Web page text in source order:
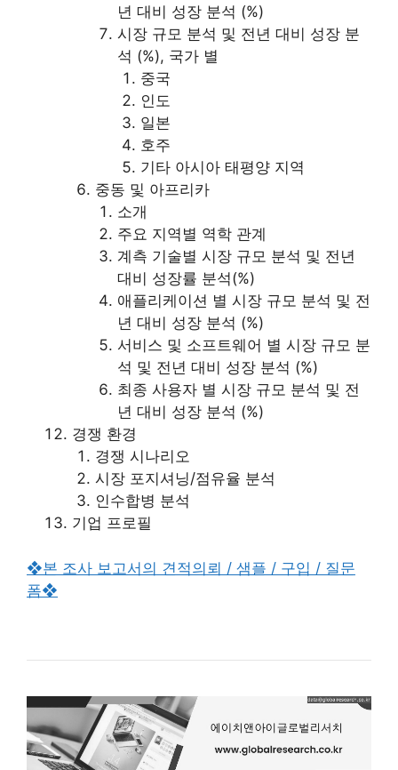
년 대비 성장 분석 (%)
시장 규모 분석 및 전년 대비 성장 분
석 (%), 국가 별
중국
인도
일본
호주
기타 아시아 태평양 지역
중동 및 아프리카
소개
주요 지역별 역학 관계
계측 기술별 시장 규모 분석 및 전년
대비 성장률 분석(%)
애플리케이션 별 시장 규모 분석 및 전
년 대비 성장 분석 (%)
서비스 및 소프트웨어 별 시장 규모 분
석 및 전년 대비 성장 분석 (%)
최종 사용자 별 시장 규모 분석 및 전
년 대비 성장 분석 (%)
경쟁 환경
경쟁 시나리오
시장 포지셔닝/점유율 분석
인수합병 분석
기업 프로필
❖본 조사 보고서의 견적의뢰 / 샘플 / 구입 / 질문
폼❖